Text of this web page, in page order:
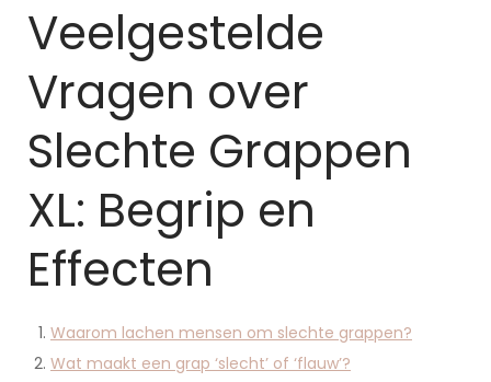
Veelgestelde
Vragen over
Slechte Grappen
XL: Begrip en
Effecten
Waarom lachen mensen om slechte grappen?
Wat maakt een grap ‘slecht’ of ‘flauw’?